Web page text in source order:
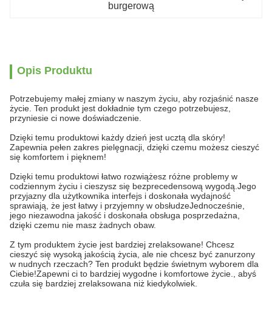
burgerową
Opis Produktu
Potrzebujemy małej zmiany w naszym życiu, aby rozjaśnić nasze
życie. Ten produkt jest dokładnie tym czego potrzebujesz,
przyniesie ci nowe doświadczenie.
Dzięki temu produktowi każdy dzień jest ucztą dla skóry!
Zapewnia pełen zakres pielęgnacji, dzięki czemu możesz cieszyć
się komfortem i pięknem!
Dzięki temu produktowi łatwo rozwiążesz różne problemy w
codziennym życiu i cieszysz się bezprecedensową wygodą.Jego
przyjazny dla użytkownika interfejs i doskonała wydajność
sprawiają, że jest łatwy i przyjemny w obsłudzeJednocześnie,
jego niezawodna jakość i doskonała obsługa posprzedażna,
dzięki czemu nie masz żadnych obaw.
Z tym produktem życie jest bardziej zrelaksowane! Chcesz
cieszyć się wysoką jakością życia, ale nie chcesz być zanurzony
w nudnych rzeczach? Ten produkt będzie świetnym wyborem dla
Ciebie!Zapewni ci to bardziej wygodne i komfortowe życie., abyś
czuła się bardziej zrelaksowana niż kiedykolwiek.